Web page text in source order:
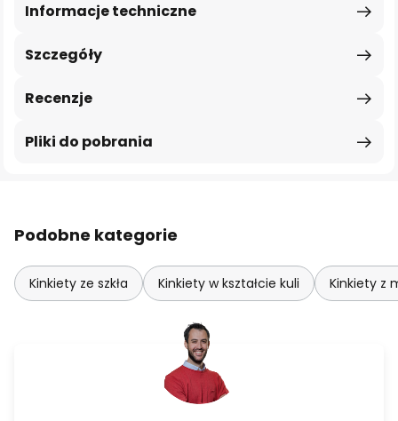
Szczegóły
Informacje techniczne
Recenzje
Pliki do pobrania
Podobne kategorie
Kinkiety ze szkła Kinkiety w kształcie kuli Kinkiety z